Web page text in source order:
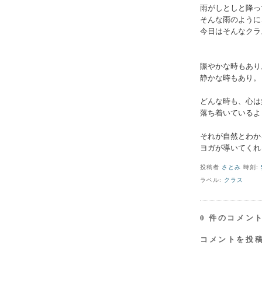
雨がしとしと降
そんな雨のよう
今日はそんなク
賑やかな時もあ
静かな時もあり。
どんな時も、心
落ち着いている
それが自然とわ
ヨガが導いてく
投稿者 さとみ 時刻:
ラベル: クラス
0 件のコメン
コメントを投